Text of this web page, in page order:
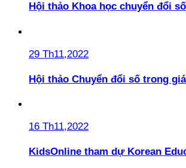
Hội thảo Khoa học chuyển đổi
29 Th11,2022
Hội thảo Chuyển đổi số trong
16 Th11,2022
KidsOnline tham dự Korean